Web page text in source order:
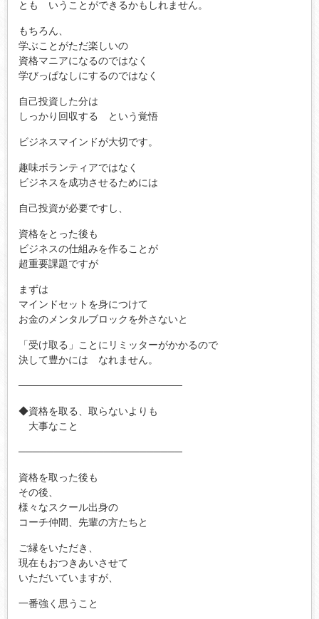
とも いうことができるかもしれません。
もちろん、
学ぶことがただ楽しいの
資格マニアになるのではなく
学びっぱなしにするのではなく
自己投資した分は
しっかり回収する という覚悟
ビジネスマインドが大切です。
趣味ボランティアではなく
ビジネスを成功させるためには
自己投資が必要ですし、
資格をとった後も
ビジネスの仕組みを作ることが
超重要課題ですが
まずは
マインドセットを身につけて
お金のメンタルブロックを外さないと
「受け取る」ことにリミッターがかかるので
決して豊かには なれません。
───────────────────────
◆資格を取る、取らないよりも
大事なこと
───────────────────────
資格を取った後も
その後、
様々なスクール出身の
コーチ仲間、先輩の方たちと
ご縁をいただき、
現在もおつきあいさせて
いただいていますが、
一番強く思うこと